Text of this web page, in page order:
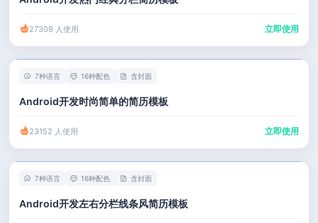
27309 人使用 立即使用
7种语言 16种配色 含封面
Android开发时尚简单的简历模板
23152 人使用 立即使用
7种语言 16种配色 含封面
Android开发左右分栏线条风简历模板